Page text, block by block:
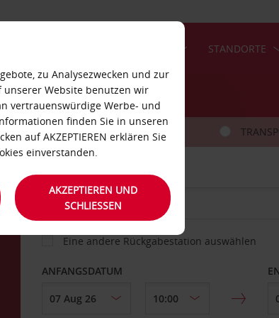
STANDORTE
FAHRZEUG
ABHOLEN VON
Eine andere Rückgabestation auswählen
ANFANGSDATUM
zu Analysezwecken und zur
Website benutzen wir
vertrauenswürdige Werbe- und
finden Sie in unseren
auf AKZEPTIEREN erklären Sie
einverstanden.
AKZEPTIEREN UND
SCHLIESSEN